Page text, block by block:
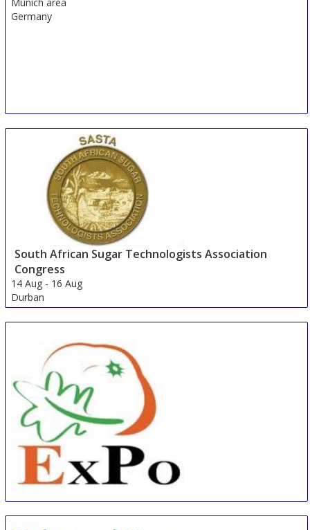
Germany
South African Sugar Technologists Association
Congress
14 Aug - 16 Aug
Durban
South Africa